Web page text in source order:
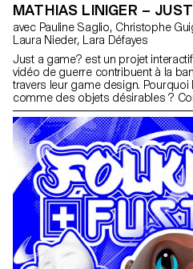
MATHIAS LINIGER –
avec Pauline Saglio, Christophe Guignard, Alain Bellet, Gaël Hugo,
Laura Nieder, Lara Défayes
Just a game? est un projet
vidéo de guerre contribuent à la
travers leur game design.
comme des objets désirables ?
les effets visuels et sonores
Que reste-t-il d’un corps après sa
qu’est-ce que cela dit de notre
jeux, rien n’est laissé au hasard : le
une question de design. À travers
classiques, ce documentaire
observer, interroger et comprendre
transforment la guerre en